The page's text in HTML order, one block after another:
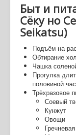
Быт и
Сёку но
Seikatsu)
Подъём на
Обтирание
Чашка
Прогулка
половиной
Трёхразовое
Соевый
Кунжут
Овощи